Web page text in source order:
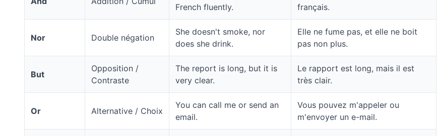
French fluently.
français.
Nor Double négation
She doesn't smoke, nor
does she drink.
Elle ne fume pas, et elle ne boit
pas non plus.
But
Opposition /
Contraste
The report is long, but it is
very clear.
Le rapport est long, mais il est
très clair.
Or Alternative / Choix
You can call me or send an
email.
Vous pouvez m'appeler ou
m'envoyer un e-mail.